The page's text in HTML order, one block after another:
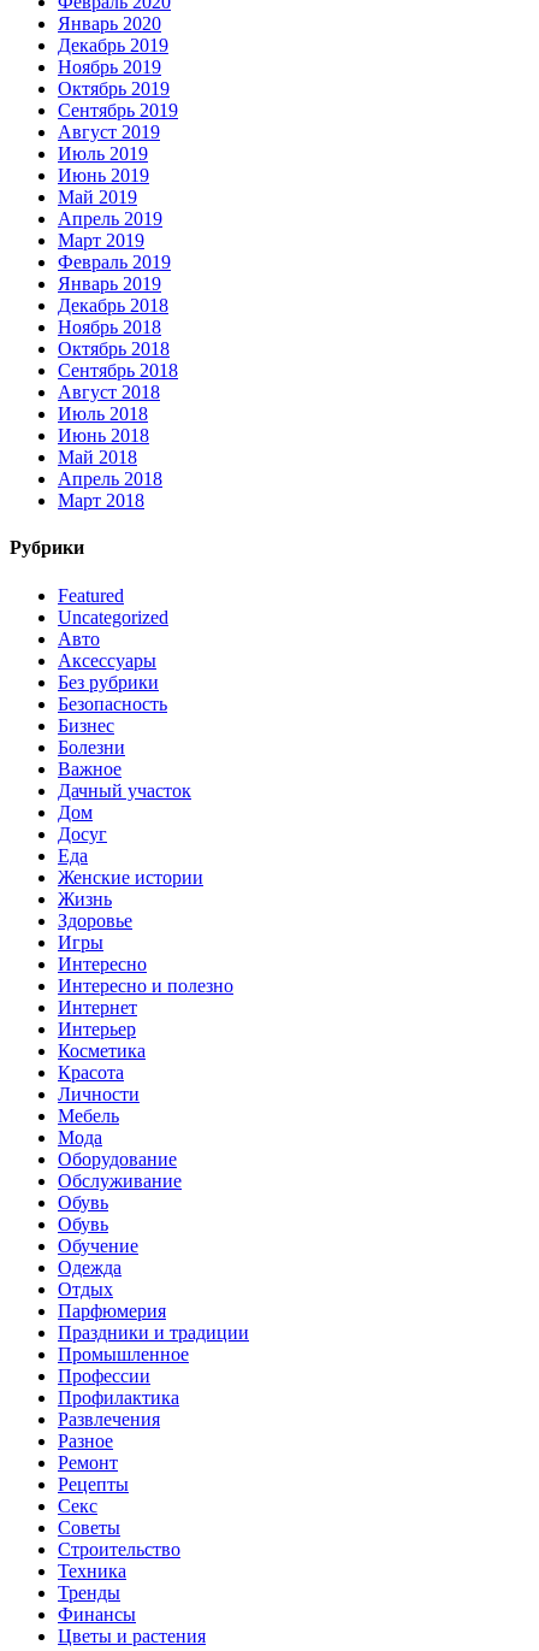
Январь 2020
Декабрь 2019
Ноябрь 2019
Октябрь 2019
Сентябрь 2019
Август 2019
Июль 2019
Июнь 2019
Май 2019
Апрель 2019
Март 2019
Февраль 2019
Январь 2019
Декабрь 2018
Ноябрь 2018
Октябрь 2018
Сентябрь 2018
Август 2018
Июль 2018
Июнь 2018
Май 2018
Апрель 2018
Март 2018
Рубрики
Featured
Uncategorized
Авто
Аксессуары
Без рубрики
Безопасность
Бизнес
Болезни
Важное
Дачный участок
Дом
Досуг
Еда
Женские истории
Жизнь
Здоровье
Игры
Интересно
Интересно и полезно
Интернет
Интерьер
Косметика
Красота
Личности
Мебель
Мода
Оборудование
Обслуживание
Обувь
Обувь
Обучение
Одежда
Отдых
Парфюмерия
Праздники и традиции
Промышленное
Профессии
Профилактика
Развлечения
Разное
Ремонт
Рецепты
Секс
Советы
Строительство
Техника
Тренды
Финансы
Цветы и растения